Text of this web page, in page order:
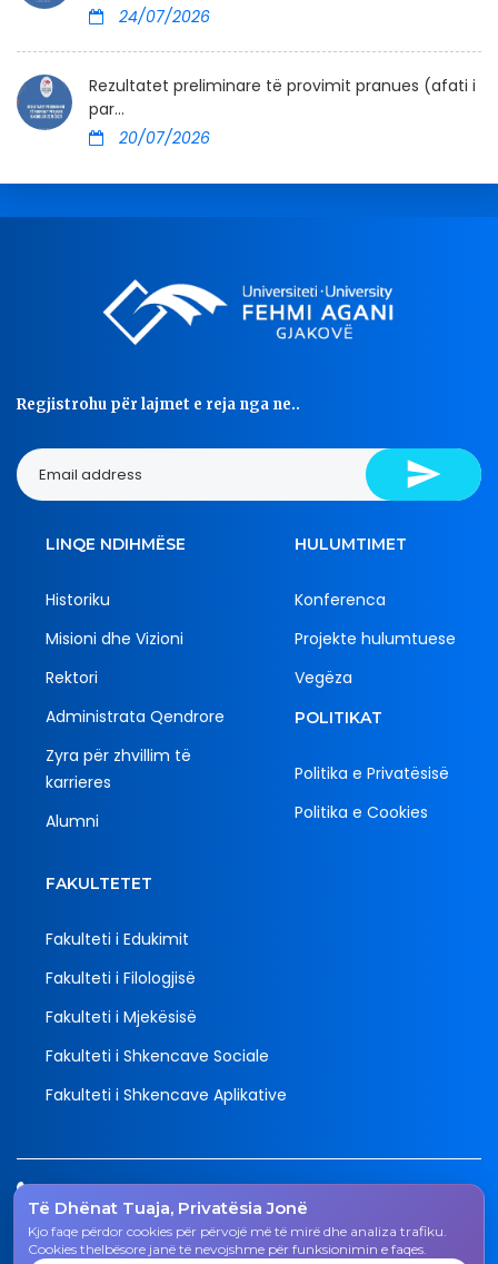
24/07/2026
Rezultatet preliminare të provimit pranues (afati i
par...
20/07/2026
Të Dhënat Tuaja, Privatësia Jonë
Kjo faqe përdor cookies për përvojë më të mirë dhe analiza trafiku.
Cookies thelbësore janë të nevojshme për funksionimin e faqes.
Regjistrohu për lajmet e reja nga ne..
LINQE NDIHMËSE
Historiku
Misioni dhe Vizioni
Rektori
Administrata Qendrore
Zyra për zhvillim të
karrieres
Alumni
HULUMTIMET
Konferenca
Projekte hulumtuese
Vegëza
POLITIKAT
Politika e Privatësisë
Politika e Cookies
FAKULTETET
Fakulteti i Edukimit
Fakulteti i Filologjisë
Fakulteti i Mjekësisë
Fakulteti i Shkencave Sociale
Fakulteti i Shkencave Aplikative
Tel.
038 200 20 831
Email